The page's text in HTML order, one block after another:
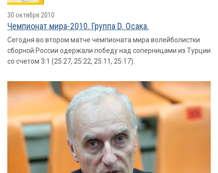
30 октября 2010
Чемпионат мира-2010. Группа D. Осака.
Сегодня во втором матче чемпионата мира волейболистки
сборной России одержали победу над соперницами из Турции
со счетом 3:1 (25:27, 25:22, 25:11, 25:17).